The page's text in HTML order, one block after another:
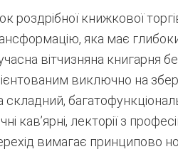
роздрібної книжкової
яка має
вітчизняна книгарня
виключно на
кав’ярні, лекторії з
вимагає принципово